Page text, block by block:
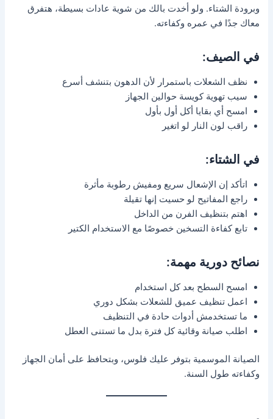
وبرودة الشتاء. ولو أخدت بالك من شوية عادات بسيطة، هتفرق
معاك جدًا في عمره وكفاءته.
في الصيف:
نظف الشعلات باستمرار لأن الدهون بتنشف أسرع
سيب تهوية كويسة حوالين الجهاز
امسح أي بقايا أكل أول بأول
راقب لون النار لو اتغير
في الشتاء:
اتأكد إن الإشعال سريع ومفيش رطوبة مأثرة
راجع المفاتيح لو حسيت إنها تقيلة
اهتم بتنظيف الفرن من الداخل
تابع كفاءة التسخين خصوصًا مع الاستخدام الكتير
نصائح دورية مهمة:
امسح السطح بعد كل استخدام
اعمل تنظيف عميق للشعلات بشكل دوري
ما تستخدمش أدوات حادة في التنظيف
اطلب صيانة وقائية كل فترة بدل ما تستنى العطل
الصيانة الموسمية بتوفر عليك فلوس، وبتحافظ على أمان الجهاز
وكفاءته طول السنة.